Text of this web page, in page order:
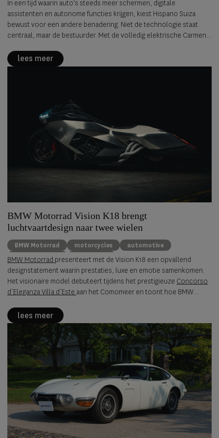
In een tijd waarin auto's steeds meer schermen, digitale
assistenten en autonome functies krijgen, kiest Hispano Suiza
bewust voor een andere benadering. Niet de technologie staat
centraal, maar de bestuurder. Met de volledig elektrische Carmen
omschrijft alsInvisible Technology
vrijwel onmerkbaar op de achtergrond werkt om de rijbeleving juist
lees meer
BMW Motorrad Vision K18 brengt
luchtvaartdesign naar twee wielen
BMW Motorrad motorcycles
automotive
concept design
Villa d’Este
BMW Motorrad presenteert met de Vision K18 een opvallend
designstatement waarin prestaties, luxe en emotie samenkomen.
Het visionaire model debuteert tijdens het prestigieuze Concorso
d’Eleganza Villa d’Este aan het Comomeer en toont hoe BMW
lees meer